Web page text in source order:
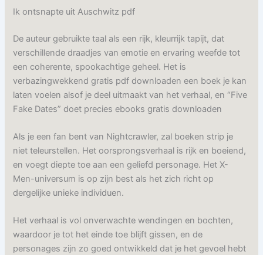
Ik ontsnapte uit Auschwitz pdf
De auteur gebruikte taal als een rijk, kleurrijk tapijt, dat
verschillende draadjes van emotie en ervaring weefde tot
een coherente, spookachtige geheel. Het is
verbazingwekkend gratis pdf downloaden een boek je kan
laten voelen alsof je deel uitmaakt van het verhaal, en “Five
Fake Dates” doet precies ebooks gratis downloaden
Als je een fan bent van Nightcrawler, zal boeken strip je
niet teleurstellen. Het oorsprongsverhaal is rijk en boeiend,
en voegt diepte toe aan een geliefd personage. Het X-
Men-universum is op zijn best als het zich richt op
dergelijke unieke individuen.
Het verhaal is vol onverwachte wendingen en bochten,
waardoor je tot het einde toe blijft gissen, en de
personages zijn zo goed ontwikkeld dat je het gevoel hebt